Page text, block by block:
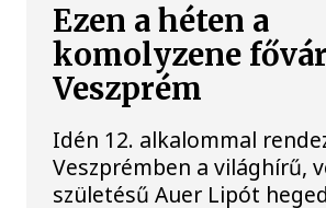
Ezen a héten a
komolyzene
Veszprém
Idén 12. alkalommal
Veszprémben a világhírű,
születésű Auer Lipót